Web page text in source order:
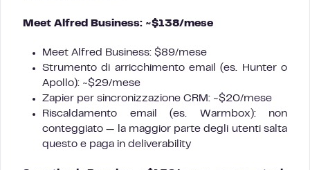
Meet Alfred Business: ~$138/mese
Meet Alfred Business: $89/mese
Strumento di arricchimento email (es. Hunter o
Apollo): ~$29/mese
Zapier per sincronizzazione CRM: ~$20/mese
Riscaldamento email (es. Warmbox): non
conteggiato — la maggior parte degli utenti salta
questo e paga in deliverability